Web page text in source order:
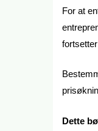
For at
Dette